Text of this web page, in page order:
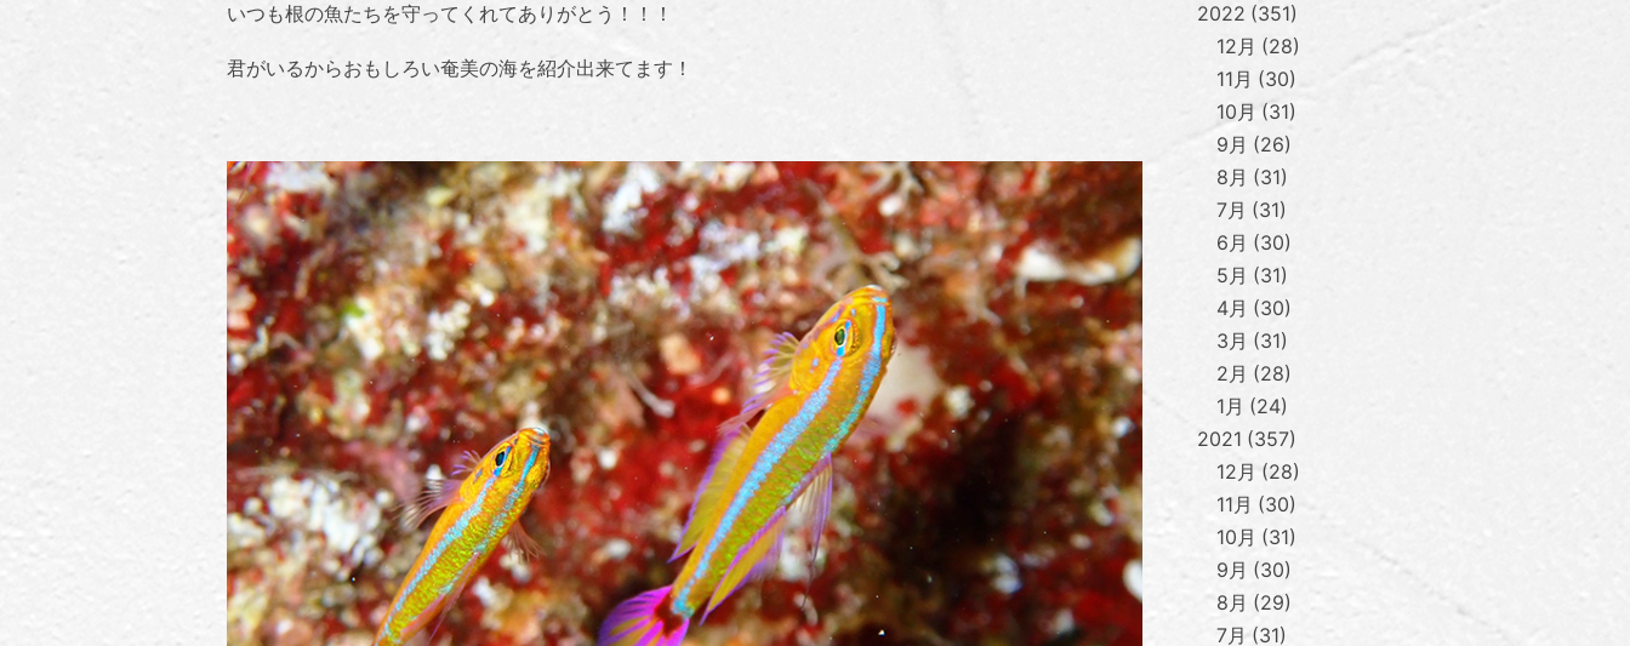
いつも根の魚たちを守ってくれてありがとう！！！
君がいるからおもしろい奄美の海を紹介出来てます！
2022 351
12月
28
11月
30
10月
31
9月
26
8月
31
7月
31
6月
30
5月
31
4月
30
3月
31
2月
28
1月
24
2021 357
12月
28
11月
30
10月
31
9月
30
8月
29
7月
31